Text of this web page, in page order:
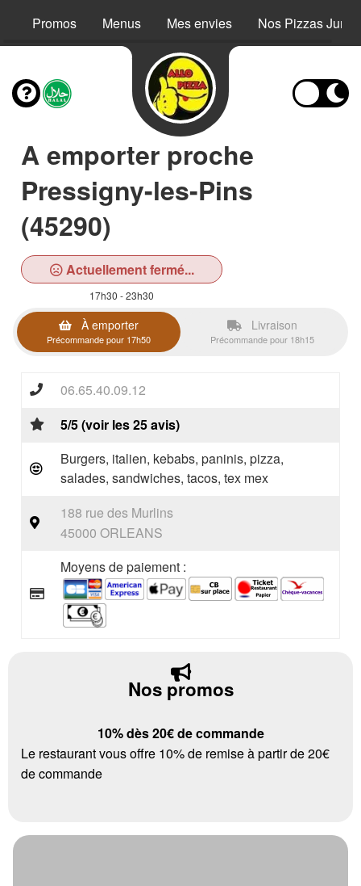
Promos Menus Mes envies Nos Pizzas Junior
A emporter proche
Pressigny-les-Pins
(45290)
Actuellement fermé...
17h30 - 23h30
À emporter
Précommande pour 17h50
Livraison
Précommande pour 18h15
06.65.40.09.12
5/5 (voir les 25 avis)
Burgers, italien, kebabs, paninis, pizza,
salades, sandwiches, tacos, tex mex
188 rue des Murlins
45000 ORLEANS
Moyens de paiement :
Nos promos
10% dès 20€ de commande
Le restaurant vous offre 10% de remise à partir de 20€
de commande